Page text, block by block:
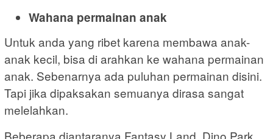
Wahana permainan anak
Untuk anda yang ribet karena membawa anak-
anak kecil, bisa di arahkan ke wahana permainan
anak. Sebenarnya ada puluhan permainan disini.
Tapi jika dipaksakan semuanya dirasa sangat
melelahkan.
Beberapa diantaranya Fantasy Land, Dino Park,